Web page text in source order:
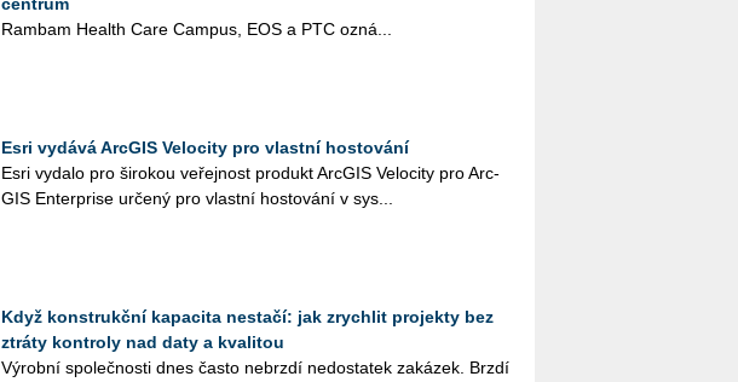
centrum
Rambam Health Care Campus, EOS a PTC ozná­...
Esri vydává ArcGIS Velocity pro vlastní hostování
Esri vy­da­lo pro ši­ro­kou ve­řej­nost pro­dukt Arc­GIS Ve­lo­ci­ty pro Arc­
GIS En­ter­pri­se ur­če­ný pro vlast­ní hos­to­vá­ní v sys­...
Když konstrukční kapacita nestačí: jak zrychlit projekty bez
ztráty kontroly nad daty a kvalitou
Vý­rob­ní spo­leč­nos­ti dnes často ne­brz­dí ne­do­sta­tek za­ká­zek. Brzdí